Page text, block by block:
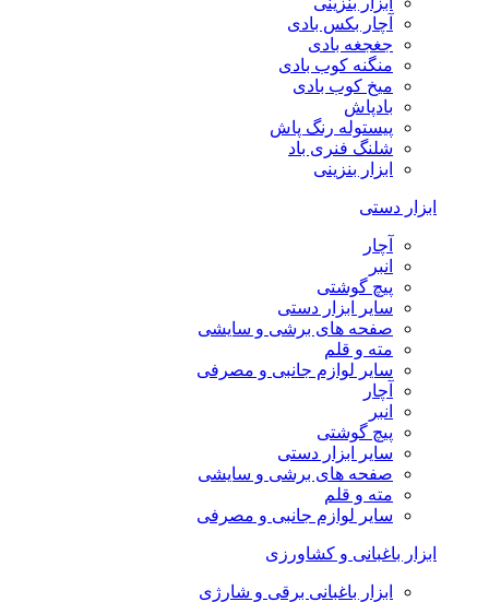
آچار بکس بادی
جغجغه بادی
منگنه کوب بادی
میخ کوب بادی
بادپاش
پیستوله رنگ پاش
شلنگ فنری باد
ابزار بنزینی
ابزار دستی
آچار
انبر
پیچ گوشتی
سایر ابزار دستی
صفحه های برشی و سایشی
مته و قلم
سایر لوازم جانبی و مصرفی
آچار
انبر
پیچ گوشتی
سایر ابزار دستی
صفحه های برشی و سایشی
مته و قلم
سایر لوازم جانبی و مصرفی
ابزار باغبانی و کشاورزی
ابزار باغبانی برقی و شارژی